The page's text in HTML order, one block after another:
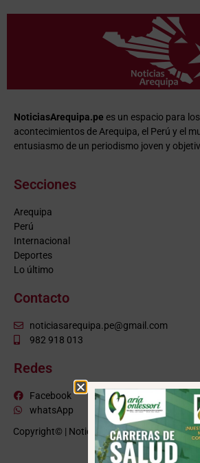
NoticiasArequipa.pe es un espacio para
acontecimientos de Arequipa, el Perú y el
entusiasmo de un periodismo joven y
Secciones
Arequipa
Perú
Internacional
Deportes
Lo último
Contacto
noticiasarequipa.pe@gmail.com
982 918 013
Redes
Facebook
whatsApp
Copyright© | NoticiasArequipa.pe | Grupo
derechos reservados